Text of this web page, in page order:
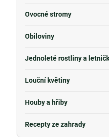
Ovocné stromy
Obiloviny
Jednoleté rostliny a
Louční květiny
Houby a hřiby
Recepty ze zahrady